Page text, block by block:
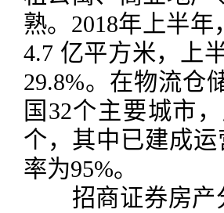
熟。2018年上半
4.7 亿平方米，上
29.8%。在物流仓
国32个主要城市
个，其中已建成
率为95%。
招商证券房产